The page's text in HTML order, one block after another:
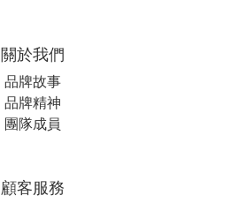
關於我們
品牌故事
品牌精神
團隊成員
顧客服務